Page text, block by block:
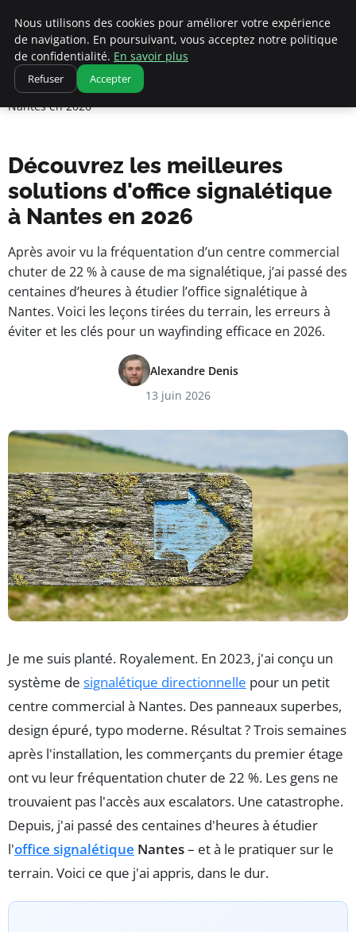
pearachutekids
Business Insights for French Entrepreneurs
Accueil
Découvrez les meilleures solutions d'office signalétique à
Nantes en 2026
Découvrez les meilleures
solutions d'office signalétique
à Nantes en 2026
Après avoir vu la fréquentation d’un centre commercial
chuter de 22 % à cause de ma signalétique, j’ai passé des
centaines d’heures à étudier l’office signalétique à
Nantes. Voici les leçons tirées du terrain, les erreurs à
éviter et les clés pour un wayfinding efficace en 2026.
Alexandre Denis
13 juin 2026
Je me suis planté. Royalement. En 2023, j'ai conçu un
système de signalétique directionnelle pour un petit
centre commercial à Nantes. Des panneaux superbes,
design épuré, typo moderne. Résultat ? Trois semaines
après l'installation, les commerçants du premier étage
ont vu leur fréquentation chuter de 22 %. Les gens ne
trouvaient pas l'accès aux escalators. Une catastrophe.
Depuis, j'ai passé des centaines d'heures à étudier
l'office signalétique Nantes– et à le pratiquer sur le
terrain. Voici ce que j'ai appris, dans le dur.
Nous utilisons des cookies pour améliorer votre expérience
de navigation. En poursuivant, vous acceptez notre politique
de confidentialité. En savoir plus
Refuser Accepter